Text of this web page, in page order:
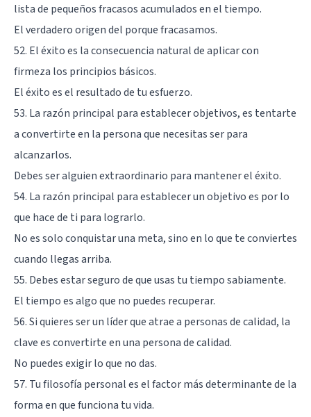
lista de pequeños fracasos acumulados en el tiempo.
El verdadero origen del porque fracasamos.
52. El éxito es la consecuencia natural de aplicar con
firmeza los principios básicos.
El éxito es el resultado de tu esfuerzo.
53. La razón principal para establecer objetivos, es tentarte
a convertirte en la persona que necesitas ser para
alcanzarlos.
Debes ser alguien extraordinario para mantener el éxito.
54. La razón principal para establecer un objetivo es por lo
que hace de ti para lograrlo.
No es solo conquistar una meta, sino en lo que te conviertes
cuando llegas arriba.
55. Debes estar seguro de que usas tu tiempo sabiamente.
El tiempo es algo que no puedes recuperar.
56. Si quieres ser un líder que atrae a personas de calidad, la
clave es convertirte en una persona de calidad.
No puedes exigir lo que no das.
57. Tu filosofía personal es el factor más determinante de la
forma en que funciona tu vida.